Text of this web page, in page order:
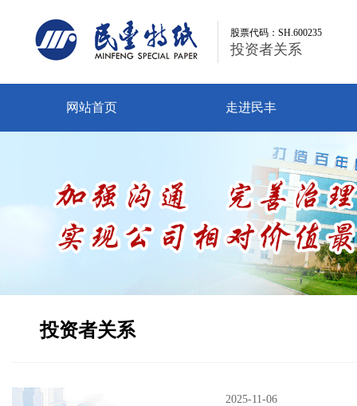
股票代码：SH.600235
投资者关系
股票代码：SH.600235
投资者关系
网站首页 走进民丰
投资者关系
2025-11-06